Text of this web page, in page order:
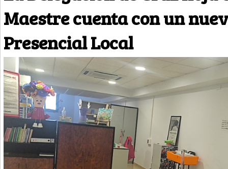
Maestre cuenta con un
Presencial Local